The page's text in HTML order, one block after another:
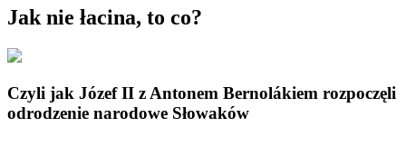
Jak nie łacina, to co?
Czyli jak Józef II z Antonem Bernolákiem rozpoczęli
odrodzenie narodowe Słowaków